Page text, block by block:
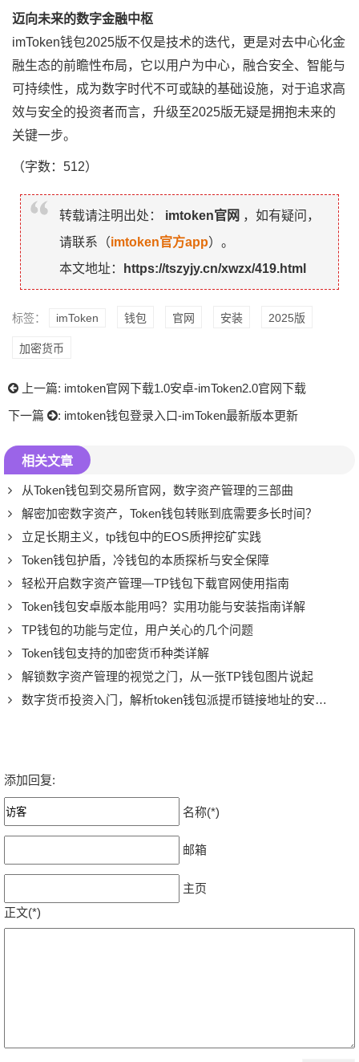
迈向未来的数字金融中枢
imToken钱包2025版不仅是技术的迭代，更是对去中心化金
融生态的前瞻性布局，它以用户为中心，融合安全、智能与
可持续性，成为数字时代不可或缺的基础设施，对于追求高
效与安全的投资者而言，升级至2025版无疑是拥抱未来的
关键一步。
（字数：512）
转载请注明出处： imtoken官网 ，如有疑问，
请联系（imtoken官方app）。
本文地址：
https://tszyjy.cn/xwzx/419.html
标签： imToken 钱包 官网 安装 2025版
加密货币
上一篇: imtoken官网下载1.0安卓-imToken2.0官网下载
下一篇
: imtoken钱包登录入口-imToken最新版本更新
相关文章
从Token钱包到交易所官网，数字资产管理的三部曲
解密加密数字资产，Token钱包转账到底需要多长时间？
立足长期主义，tp钱包中的EOS质押挖矿实践
Token钱包护盾，冷钱包的本质探析与安全保障
轻松开启数字资产管理—TP钱包下载官网使用指南
Token钱包安卓版本能用吗？实用功能与安装指南详解
TP钱包的功能与定位，用户关心的几个问题
Token钱包支持的加密货币种类详解
解锁数字资产管理的视觉之门，从一张TP钱包图片说起
数字货币投资入门，解析token钱包派提币链接地址的安全使用
添加回复:
名称(*)
邮箱
主页
正文(*)